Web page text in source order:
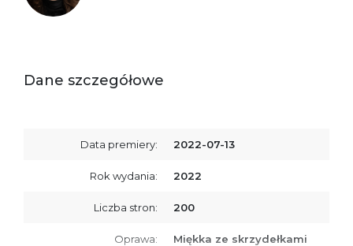
Dane szczegółowe
Data premiery: 2022-07-13
Rok wydania: 2022
Liczba stron: 200
Oprawa: Miękka ze skrzydełkami